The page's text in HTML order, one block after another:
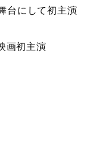
台にして初主演
画初主演